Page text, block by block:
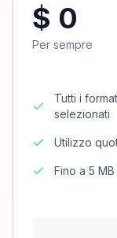
$ 0
Per sempre
Tutti i
selezionati
Utilizzo
Fino a 5